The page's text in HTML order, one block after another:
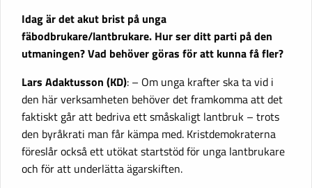
Idag är det akut brist på unga
fäbodbrukare/lantbrukare. Hur ser ditt parti på den
utmaningen? Vad behöver göras för att kunna få fler?
Lars Adaktusson (KD): – Om unga krafter ska ta vid i
den här verksamheten behöver det framkomma att det
faktiskt går att bedriva ett småskaligt lantbruk – trots
den byråkrati man får kämpa med. Kristdemokraterna
föreslår också ett utökat startstöd för unga lantbrukare
och för att underlätta ägarskiften.